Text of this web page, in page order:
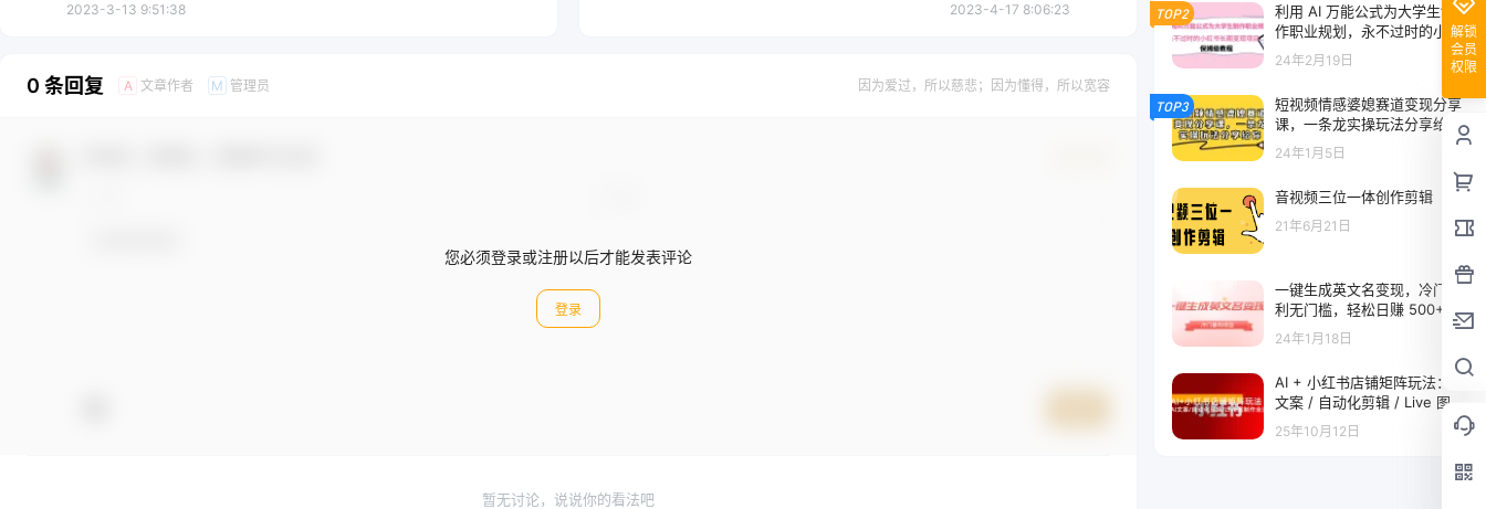
2023-3-13 9:51:38 2023-4-17 8:06:23
0 条回复 A 文章作者 M 管理员 因为爱过，所以慈悲；因为懂得，所以宽容
您必须登录或注册以后才能发表评论
登录
暂无讨论，说说你的看法吧
TOP2
利用 AI 万能公式为大学生制
作职业规划，永不过时的小红
书长期变现项目，保姆级教程
24年2月19日
TOP3
短视频情感婆媳赛道变现分享
课，一条龙实操玩法分享给你
24年1月5日
音视频三位一体创作剪辑
21年6月21日
一键生成英文名变现，冷门暴
利无门槛，轻松日赚 500+
24年1月18日
AI + 小红书店铺矩阵玩法：AI
文案 / 自动化剪辑 / Live 图制
作全流程，日销 5000+
25年10月12日
解锁
会员
权限